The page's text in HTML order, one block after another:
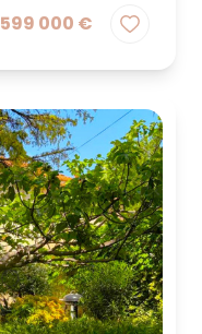
599 000 €